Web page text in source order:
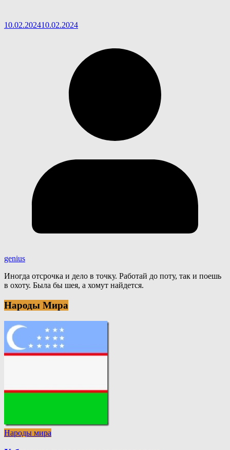
10.02.202410.02.2024
genius
Иногда отсрочка и дело в точку. Работай до поту, так и поешь
в охоту. Была бы шея, а хомут найдется.
Народы Мира
Народы мира